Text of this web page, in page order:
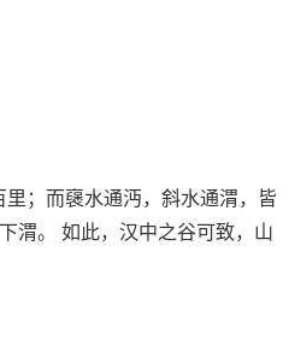
；而襃水通沔，斜水通渭，皆
渭。 如此，汉中之谷可致，山